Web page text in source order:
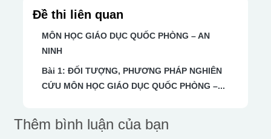
Đề thi liên quan
MÔN HỌC GIÁO DỤC QUỐC PHÒNG – AN
NINH
Bài 1: ĐỐI TƯỢNG, PHƯƠNG PHÁP NGHIÊN
CỨU MÔN HỌC GIÁO DỤC QUỐC PHÒNG –...
Thêm bình luận của bạn